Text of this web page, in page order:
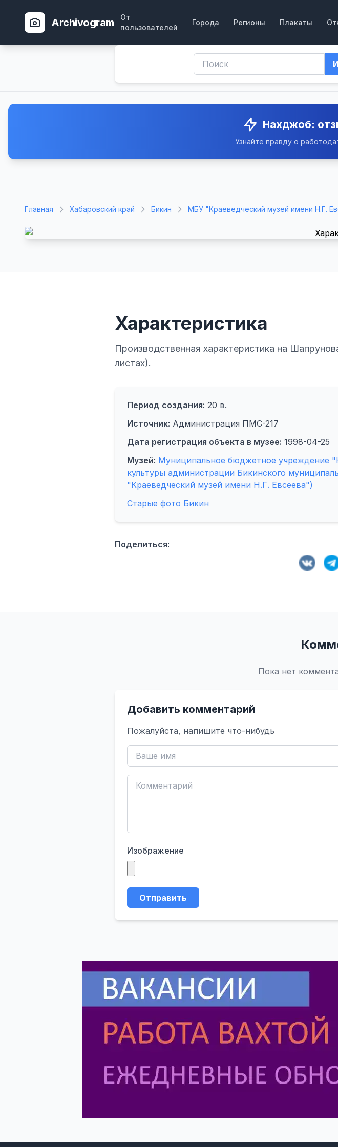
Archivogram
От
пользователей
Города Регионы Плакаты
Нахджоб:
Узнайте правду о
Главная Хабаровский край Бикин МБУ "Краеведческий музей имени Н.Г.
Характеристика
Производственная характеристика на
листах).
Период создания: 20 в.
Источник: Администрация ПМС-217
Дата регистрация объекта в музее: 1998-04-25
Музей: Муниципальное бюджетное учреждение
культуры администрации Бикинского
"Краеведческий музей имени Н.Г. Евсеева")
Старые фото Бикин
Поделиться:
Пока нет
Добавить комментарий
Пожалуйста, напишите что-нибудь
Изображение
Отправить